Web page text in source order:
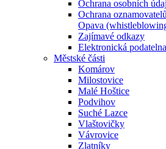
Ochrana osobních
Ochrana
Opava
Zajímavé odkazy
Elektronická podatelna
Městské části
Komárov
Milostovice
Malé Hoštice
Podvihov
Suché Lazce
Vlaštovičky
Vávrovice
Zlatníky